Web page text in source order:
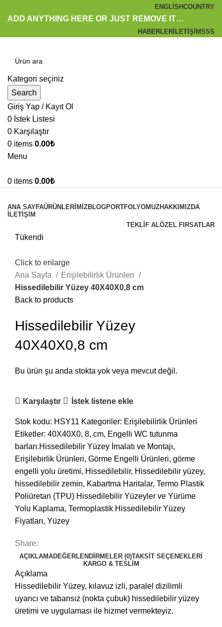
ENGLISHCOUNTRY
ADD ANYTHING HERE OR JUST REMOVE IT…
HABERLER İLETIŞIMSSS
Kategori seçiniz
Search
Giriş Yap / Kayıt Ol
0 İstek Listesi
0 Karşılaştır
0 items 0.00₺
Menu
0 items 0.00₺
ANA SAYFAÜRÜNLERIMIZBLOGPORTFOLYOMUZHAKKIMIZDA
İLETIŞIM
TEKLIF ALÖZEL FIRSATLAR
Tükendi
Click to enlarge
Ana Sayfa
Erişilebilirlik Ürünleri
Hissedilebilir Yüzey 40X40X0,8 cm
Back to products
Hissedilebilir Yüzey
40X40X0,8 cm
Bu ürün şu anda stokta yok veya mevcut değil.
Karşılaştır İstek listene ekle
Stok kodu: HSY11 Kategoriler: Erişilebilirlik Ürünleri
Etiketler: 40X40X0, 8, cm, Engelli WC tutunma
barları.Hissedilebilir Yüzey İmalatı ve Montajı,
Erişilebirlik Ürünleri, Görme Engelli Ürünleri‎, görme
engelli yolu üretimi, Hissedilebilir, Hissedilebilir yüzey,
hissedilebilir zemin, Kabartma Haritalar, Termo Plastik
Poliüretan (TPU) Hissedilebilir Yüzeyler ve Yürüme
Yolu Kaplama, Termoplastik Hissedilebilir Yüzey
Fiyatları, Yüzey
Share:
AÇIKLAMADEĞERLENDIRMELER (0)TAKSIT SEÇENEKLERI
KARGO & TESLIM
Açıklama
Hissedilebilir Yüzey, kılavuz izli, paralel dizilimli
uyarıcı ve tabansız (nokta çubuk) hissedilebilir yüzey
üretimi ve uygulaması ile hizmet vermekteyiz.